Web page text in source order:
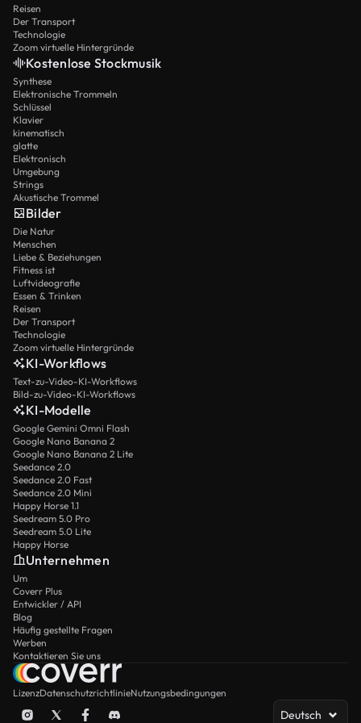
Reisen
Der Transport
Technologie
Zoom virtuelle Hintergründe
Kostenlose Stockmusik
Synthese
Elektronische Trommeln
Schlüssel
Klavier
kinematisch
glatte
Elektronisch
Umgebung
Strings
Akustische Trommel
Bilder
Die Natur
Menschen
Liebe & Beziehungen
Fitness ist
Luftvideografie
Essen & Trinken
Reisen
Der Transport
Technologie
Zoom virtuelle Hintergründe
KI-Workflows
Text-zu-Video-KI-Workflows
Bild-zu-Video-KI-Workflows
KI-Modelle
Google Gemini Omni Flash
Google Nano Banana 2
Google Nano Banana 2 Lite
Seedance 2.0
Seedance 2.0 Fast
Seedance 2.0 Mini
Happy Horse 1.1
Seedream 5.0 Pro
Seedream 5.0 Lite
Happy Horse
Unternehmen
Um
Coverr Plus
Entwickler / API
Blog
Häufig gestellte Fragen
Werben
Kontaktieren Sie uns
LizenzDatenschutzrichtlinieNutzungsbedingungen
Deutsch